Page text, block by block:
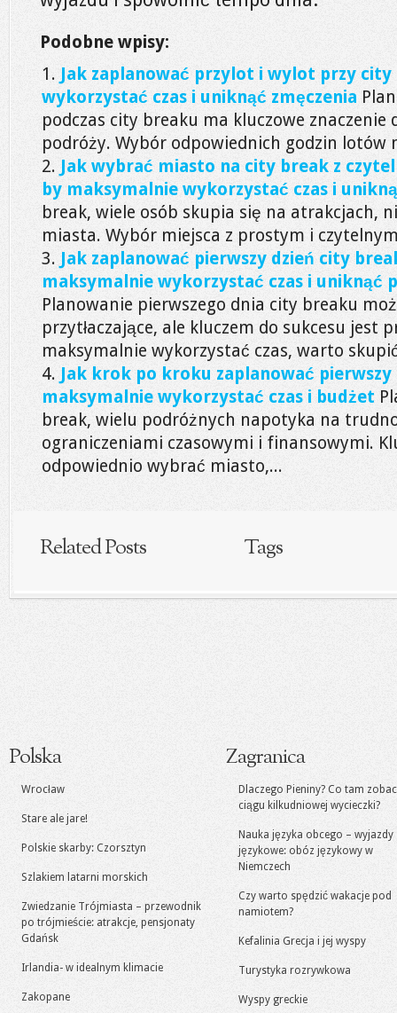
Podobne wpisy:
Jak zaplanować przylot i wylot przy
wykorzystać czas i uniknąć zmęczenia
podczas city breaku ma kluczowe
podróży. Wybór odpowiednich godzin lotów
Jak wybrać miasto na city break z
by maksymalnie wykorzystać czas i
break, wiele osób skupia się na atrakcjach,
miasta. Wybór miejsca z prostym i
Jak zaplanować pierwszy dzień city
maksymalnie wykorzystać czas i uniknąć
Planowanie pierwszego dnia city breaku
przytłaczające, ale kluczem do sukcesu jest
maksymalnie wykorzystać czas, warto
Jak krok po kroku zaplanować
maksymalnie wykorzystać czas i budżet
break, wielu podróżnych napotyka na
ograniczeniami czasowymi i finansowymi.
odpowiednio wybrać miasto,...
Related Posts Tags
Polska
Wrocław
Stare ale jare!
Polskie skarby: Czorsztyn
Szlakiem latarni morskich
Zwiedzanie Trójmiasta – przewodnik
po trójmieście: atrakcje, pensjonaty
Gdańsk
Irlandia- w idealnym klimacie
Zakopane
Zagranica
Dlaczego Pieniny? Co tam
ciągu kilkudniowej wycieczki?
Nauka języka obcego – wyjazdy
językowe: obóz językowy w
Niemczech
Czy warto spędzić wakacje pod
namiotem?
Kefalinia Grecja i jej wyspy
Turystyka rozrywkowa
Wyspy greckie